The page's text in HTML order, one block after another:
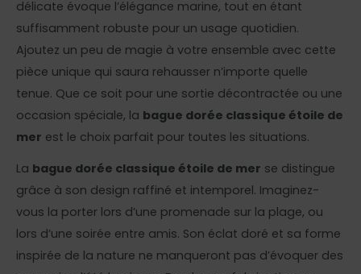
délicate évoque l’élégance marine, tout en étant
suffisamment robuste pour un usage quotidien.
Ajoutez un peu de magie à votre ensemble avec cette
pièce unique qui saura rehausser n’importe quelle
tenue. Que ce soit pour une sortie décontractée ou une
occasion spéciale, la bague dorée classique étoile de
mer est le choix parfait pour toutes les situations.
La bague dorée classique étoile de mer se distingue
grâce à son design raffiné et intemporel. Imaginez-
vous la porter lors d’une promenade sur la plage, ou
lors d’une soirée entre amis. Son éclat doré et sa forme
inspirée de la nature ne manqueront pas d’évoquer des